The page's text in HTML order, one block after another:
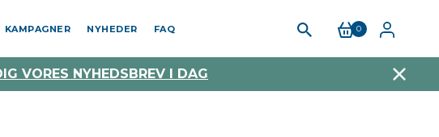
KAMPAGNER NYHEDER FAQ 0
VORES NYHEDSBREV I DAG